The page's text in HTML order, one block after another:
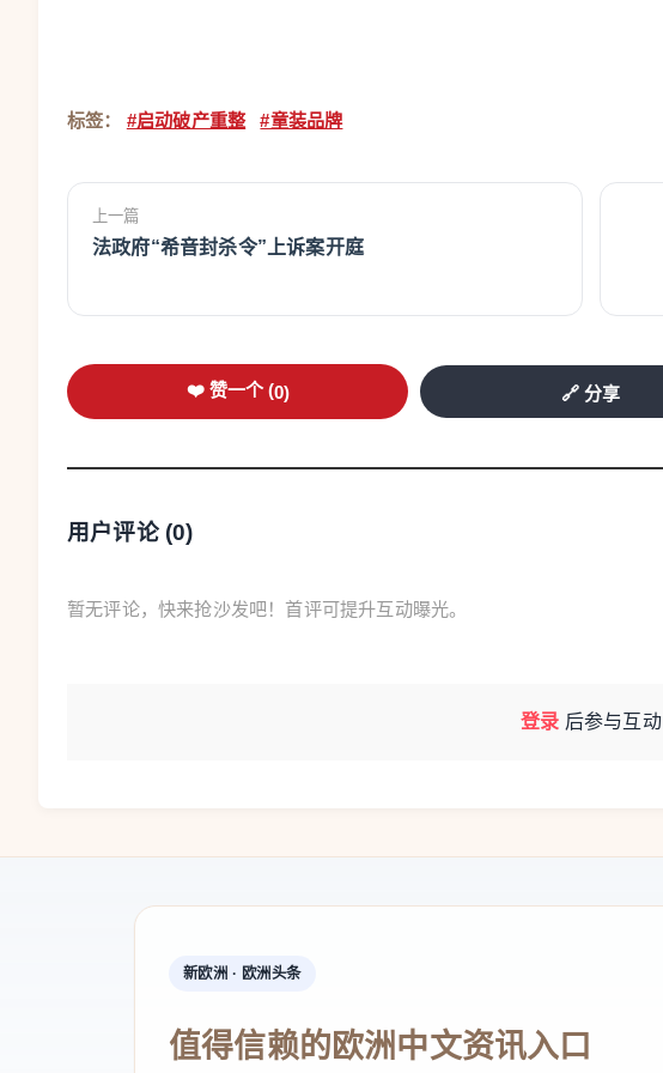
标签： #启动破产重整 #童装品牌
上一篇
法政府“希音封杀令”上诉案开庭
❤️ 赞一个 (0) 🔗 分享
用户评论 (0)
暂无评论，快来抢沙发吧！首评可提升互动曝光。
登录 后参与互动
新欧洲 · 欧洲头条
值得信赖的欧洲中文资讯入口